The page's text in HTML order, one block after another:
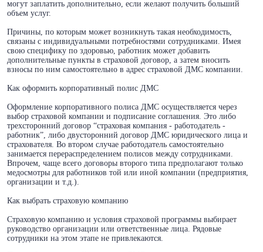
могут заплатить дополнительно, если желают получить больший
объем услуг.
Причины, по которым может возникнуть такая необходимость,
связаны с индивидуальными потребностями сотрудниками. Имея
свою специфику по здоровью, работник может добавить
дополнительные пункты в страховой договор, а затем вносить
взносы по ним самостоятельно в адрес страховой ДМС компании.
Как оформить корпоративный полис ДМС
Оформление корпоративного полиса ДМС осуществляется через
выбор страховой компании и подписание соглашения. Это либо
трехсторонний договор “страховая компания - работодатель -
работник”, либо двусторонний договор ДМС юридического лица и
страхователя. Во втором случае работодатель самостоятельно
занимается перераспределением полисов между сотрудниками.
Впрочем, чаще всего договоры второго типа предполагают только
медосмотры для работников той или иной компании (предприятия,
организации и т.д.).
Как выбрать страховую компанию
Страховую компанию и условия страховой программы выбирает
руководство организации или ответственные лица. Рядовые
сотрудники на этом этапе не привлекаются.